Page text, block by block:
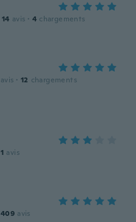
14 avis · 4 chargements
avis · 12 chargements
1 avis
409 avis